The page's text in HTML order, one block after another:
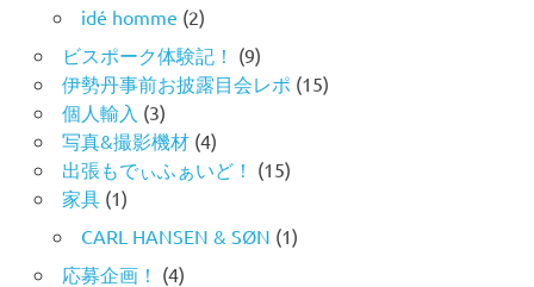
idé homme (2)
ビスポーク体験記！ (9)
伊勢丹事前お披露目会レポ (15)
個人輸入 (3)
写真&撮影機材(4)
出張もでぃふぁいど！ (15)
家具(1)
CARL HANSEN & SØN (1)
応募企画！ (4)